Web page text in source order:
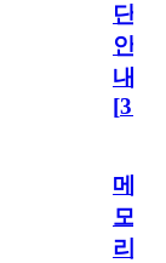
단
안
내
[31
메
모
리